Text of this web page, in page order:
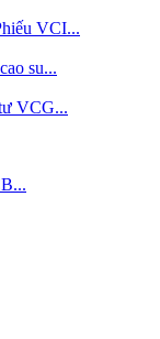
VCI...
su...
VCG...